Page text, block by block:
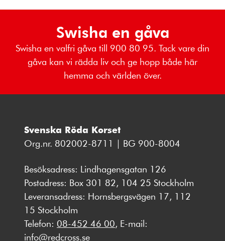
Swisha en gåva
Swisha en valfri gåva till 900 80 95. Tack vare din
gåva kan vi rädda liv och ge hopp både här
hemma och världen över.
Svenska Röda Korset
Org.nr. 802002-8711 | BG 900-8004
Besöksadress: Lindhagensgatan 126
Postadress: Box 301 82, 104 25 Stockholm
Leveransadress: Hornsbergsvägen 17, 112
15 Stockholm
Telefon: 08-452 46 00, E-mail:
info@redcross.se